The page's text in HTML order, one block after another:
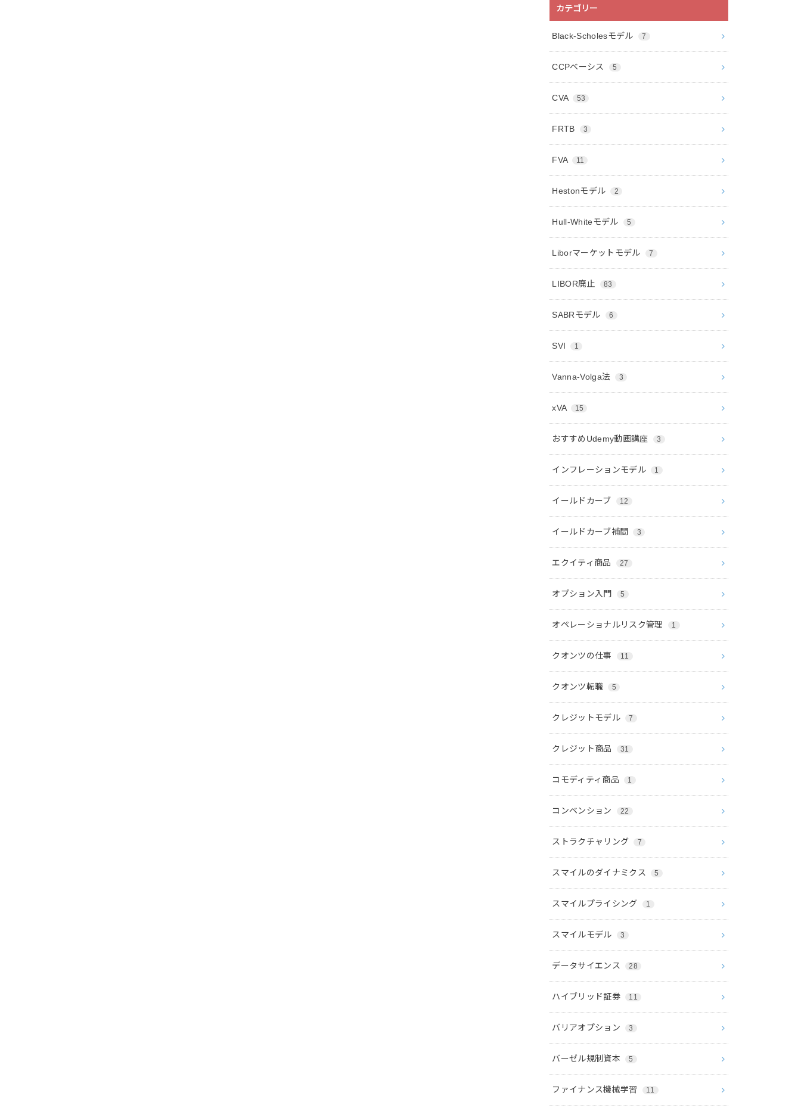
カテゴリー
Black-Scholesモデル 7
CCPベーシス 5
CVA 53
FRTB 3
FVA 11
Hestonモデル 2
Hull-Whiteモデル 5
Liborマーケットモデル 7
LIBOR廃止 83
SABRモデル 6
SVI 1
Vanna-Volga法 3
xVA 15
おすすめUdemy動画講座 3
インフレーションモデル 1
イールドカーブ 12
イールドカーブ補間 3
エクイティ商品 27
オプション入門 5
オペレーショナルリスク管理 1
クオンツの仕事 11
クオンツ転職 5
クレジットモデル 7
クレジット商品 31
コモディティ商品 1
コンベンション 22
ストラクチャリング 7
スマイルのダイナミクス 5
スマイルプライシング 1
スマイルモデル 3
データサイエンス 28
ハイブリッド証券 11
バリアオプション 3
バーゼル規制資本 5
ファイナンス機械学習 11